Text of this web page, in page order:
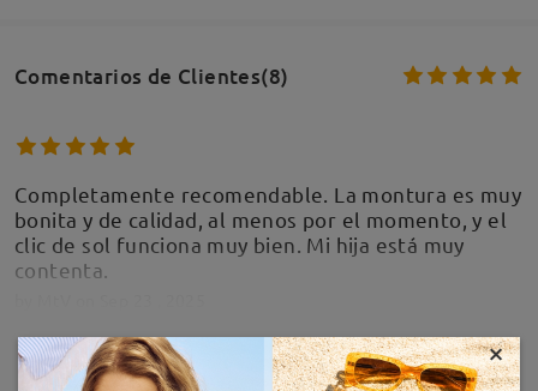
Comentarios de Clientes(8)
Completamente recomendable. La montura es muy
bonita y de calidad, al menos por el momento, y el
clic de sol funciona muy bien. Mi hija está muy
contenta.
MOSTRAR MÁS ×